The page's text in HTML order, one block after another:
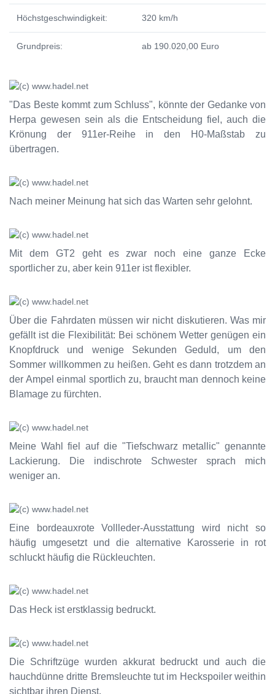
Höchstgeschwindigkeit: 320 km/h
Grundpreis: ab 190.020,00 Euro
"Das Beste kommt zum Schluss", könnte der Gedanke von
Herpa gewesen sein als die Entscheidung fiel, auch die
Krönung der 911er-Reihe in den H0-Maßstab zu
übertragen.
Nach meiner Meinung hat sich das Warten sehr gelohnt.
Mit dem GT2 geht es zwar noch eine ganze Ecke
sportlicher zu, aber kein 911er ist flexibler.
Über die Fahrdaten müssen wir nicht diskutieren. Was mir
gefällt ist die Flexibilität: Bei schönem Wetter genügen ein
Knopfdruck und wenige Sekunden Geduld, um den
Sommer willkommen zu heißen. Geht es dann trotzdem an
der Ampel einmal sportlich zu, braucht man dennoch keine
Blamage zu fürchten.
Meine Wahl fiel auf die "Tiefschwarz metallic" genannte
Lackierung. Die indischrote Schwester sprach mich
weniger an.
Eine bordeauxrote Vollleder-Ausstattung wird nicht so
häufig umgesetzt und die alternative Karosserie in rot
schluckt häufig die Rückleuchten.
Das Heck ist erstklassig bedruckt.
Die Schriftzüge wurden akkurat bedruckt und auch die
hauchdünne dritte Bremsleuchte tut im Heckspoiler weithin
sichtbar ihren Dienst.